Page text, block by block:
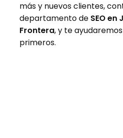
más y nuevos clientes,
departamento de SEO en
Frontera, y te
primeros.